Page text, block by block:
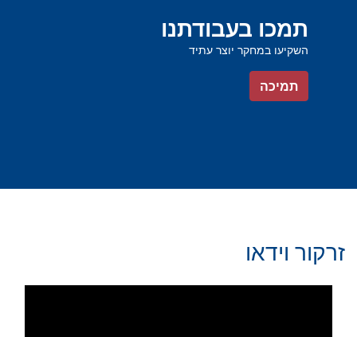
תמכו בעבודתנו
השקיעו במחקר יוצר עתיד
תמיכה
זרקור וידאו